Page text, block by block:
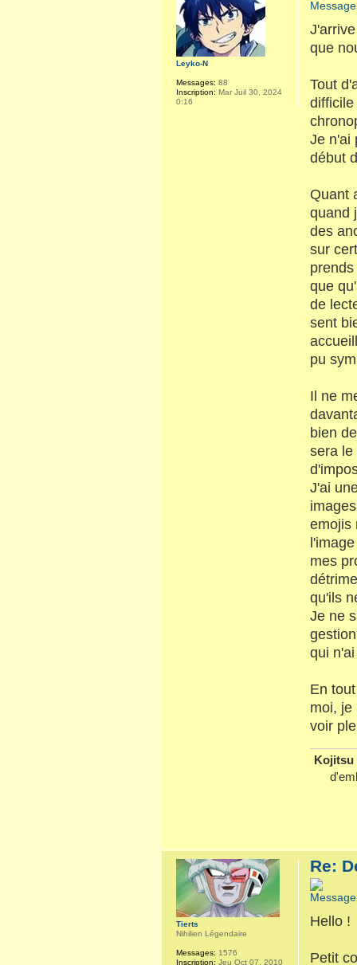
que
Tout
Je n'ai
début
Quant
quand
des
sur
que
de
sent
pu
Il ne
bien
sera le
J'ai
emojis
mes
qu'ils
Je ne
qui
En
moi, je
voir
Kojitsu
Leyko-N
Messages: 88
Inscription: Mar Juil 30, 2024
0:16
Re:
Hello !
Petit
Tierts
Nihilien Légendaire
Messages: 1576
Inscription: Jeu Oct 07, 2010